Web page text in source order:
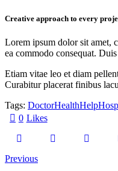
Creative approach to every
Lorem ipsum dolor sit amet,
ea commodo consequat.
Etiam vitae leo et diam
Curabitur placerat finibus
Tags: DoctorHealthHelp
0 Likes
Previous